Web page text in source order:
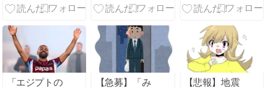
る！！！【乃
族語る
ア”をテーマに
ーションアイ
テムが登場!
「エジプトの
【急募】「み
【悲報】地震